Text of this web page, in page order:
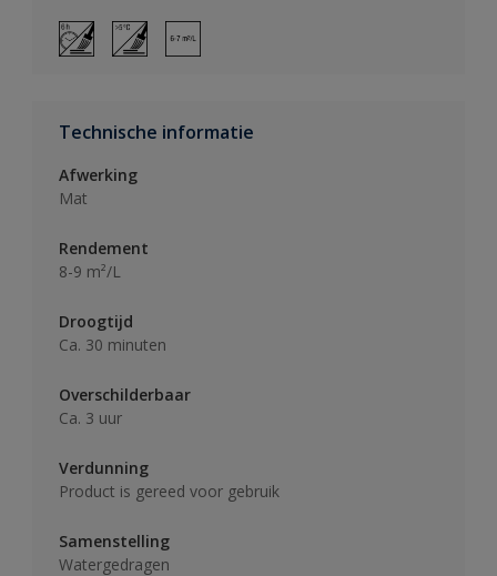
Technische informatie
Afwerking
Mat
Rendement
8-9 m²/L
Droogtijd
Ca. 30 minuten
Overschilderbaar
Ca. 3 uur
Verdunning
Product is gereed voor gebruik
Samenstelling
Watergedragen